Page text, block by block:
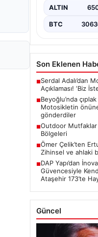
Sonrası",
ilçesinde
ALTIN
BTC
Son Eklenen
■Serdal Adalı’dan
Açıklaması! ‘Biz
■Beyoğlu’nda
Motosikletin
gönderdiler
■Outdoor Mutfaklar
Bölgeleri
■Ömer Çelik’ten
Zihinsel ve ahlaki
■DAP Yapı’dan
Güvencesiyle
Ataşehir 173’te
Güncel